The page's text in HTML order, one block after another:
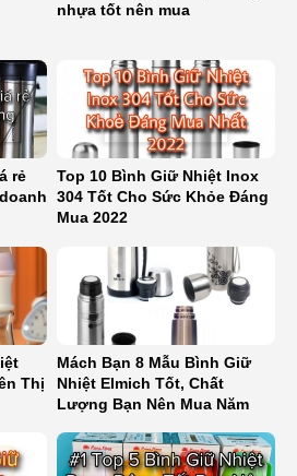
nhựa tốt nên mua
rẻ
Top 10 Bình Giữ Nhiệt Inox
304 Tốt Cho Sức Khỏe Đáng
Mua 2022
Thị
Mách Bạn 8 Mẫu Bình Giữ
Nhiệt Elmich Tốt, Chất
Lượng Bạn Nên Mua Năm